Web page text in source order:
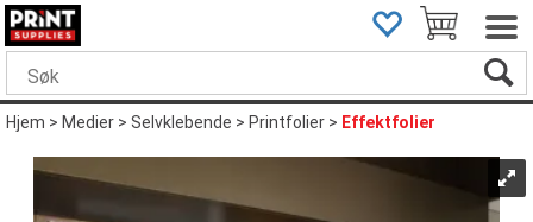
Hjem>Medier>Selvklebende>Printfolier> Effektfolier